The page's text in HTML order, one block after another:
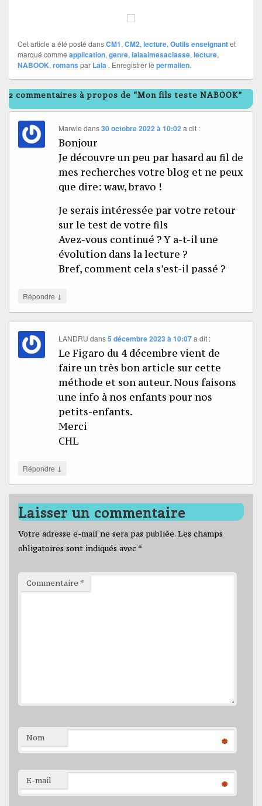
Cet article a été posté dansCM1, CM2, lecture, Outils enseignantet
marqué comme application, genre, lalaaimesaclasse, lecture,
NABOOK, romans par Lala . Enregistrer le permalien.
2 commentaires à propos de “Mon fils teste NABOOK”
Marwie dans30 octobre 2022 à 10:02 a dit :
Bonjour
Je découvre un peu par hasard au fil de
mes recherches votre blog et ne peux
que dire: waw, bravo !
Je serais intéressée par votre retour
sur le test de votre fils
Avez-vous continué ? Y a-t-il une
évolution dans la lecture ?
Bref, comment cela s’est-il passé ?
Répondre ↓
LANDRU dans5 décembre 2023 à 10:07 a dit :
Le Figaro du 4 décembre vient de
faire un très bon article sur cette
méthode et son auteur. Nous faisons
une info à nos enfants pour nos
petits-enfants.
Merci
CHL
Répondre ↓
Laisser un commentaire
Votre adresse e-mail ne sera pas publiée. Les champs
obligatoires sont indiqués avec *
Commentaire *
Nom *
E-mail *